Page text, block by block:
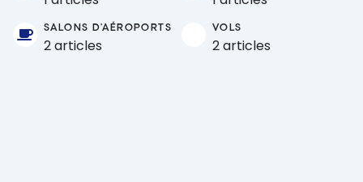
SALONS D'AÉROPORTS
2 articles
VOLS
2 articles